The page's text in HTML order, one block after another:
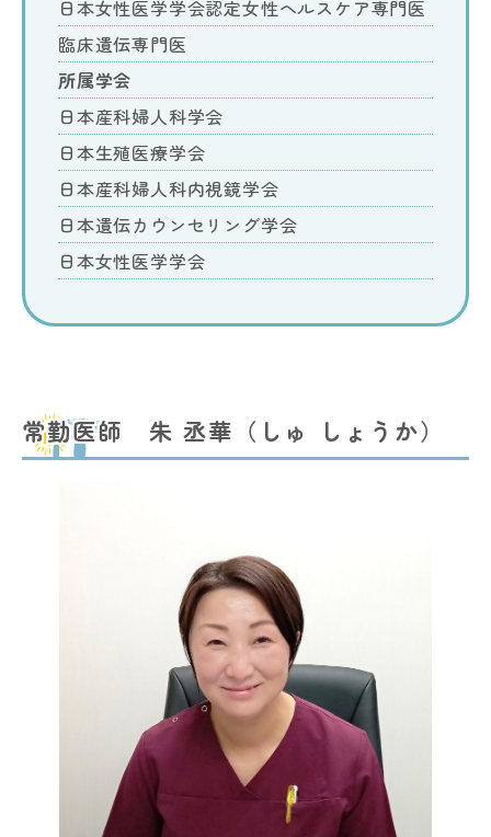
日本女性医学学会認定女性ヘルスケア専門医
臨床遺伝専門医
所属学会
日本産科婦人科学会
日本生殖医療学会
日本産科婦人科内視鏡学会
日本遺伝カウンセリング学会
日本女性医学学会
常勤医師 朱 丞華（しゅ しょうか）